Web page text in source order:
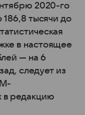
2020-го
186,8 тысячи до
в настоящее
— на 6
следует из
в редакцию